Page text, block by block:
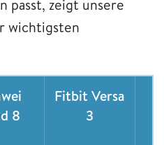
passt, zeigt unsere
wichtigsten
8
Fitbit Versa
3